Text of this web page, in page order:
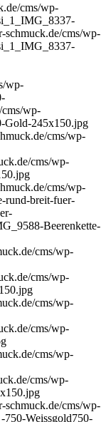
cms/wp-
schmuck.de/cms/wp-
wp-
cms/wp-
Gold-245x150.jpg
cms/wp-
cms/wp-
cms/wp-
rund-breit-fuer-
Beerenkette-
cms/wp-
cms/wp-
cms/wp-
cms/wp-
cms/wp-
cms/wp-
schmuck.de/cms/wp-
750-Weissgold750-